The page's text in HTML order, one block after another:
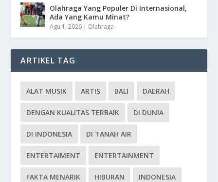
Olahraga Yang Populer Di Internasional,
Ada Yang Kamu Minat?
Agu 1, 2026 | Olahraga
ARTIKEL TAG
ALAT MUSIK ARTIS BALI DAERAH
DENGAN KUALITAS TERBAIK DI DUNIA
DI INDONESIA DI TANAH AIR
ENTERTAIMENT ENTERTAINMENT
FAKTA MENARIK HIBURAN INDONESIA